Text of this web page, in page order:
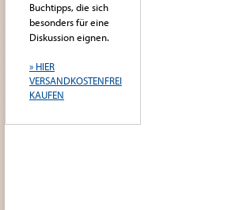
Buchtipps, die sich
besonders für eine
Diskussion eignen.
» HIER
VERSANDKOSTENFREI
KAUFEN